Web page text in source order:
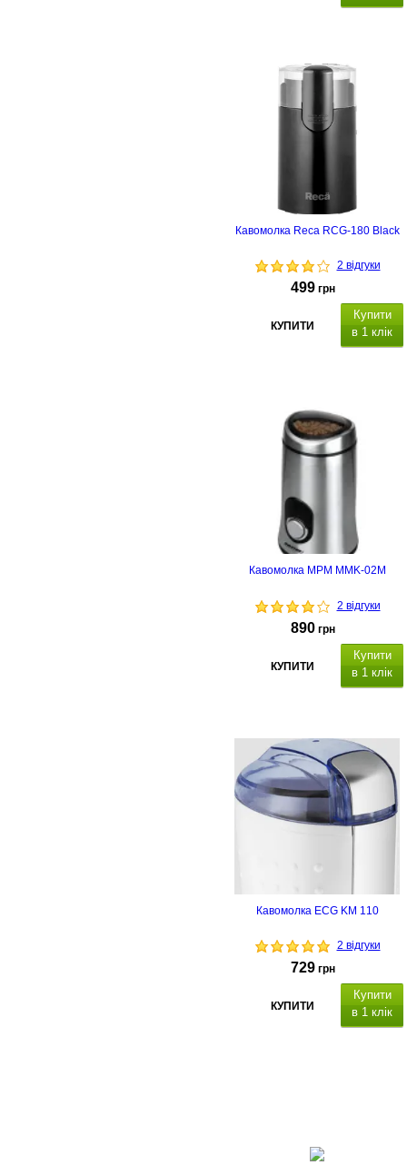
Кавомолка Reca RCG-180 Black
2 відгуки
499 грн
КУПИТИ
Купити
в 1 клік
Кавомолка MPM MMK-02M
2 відгуки
890 грн
КУПИТИ
Купити
в 1 клік
Кавомолка ECG KM 110
2 відгуки
729 грн
КУПИТИ
Купити
в 1 клік